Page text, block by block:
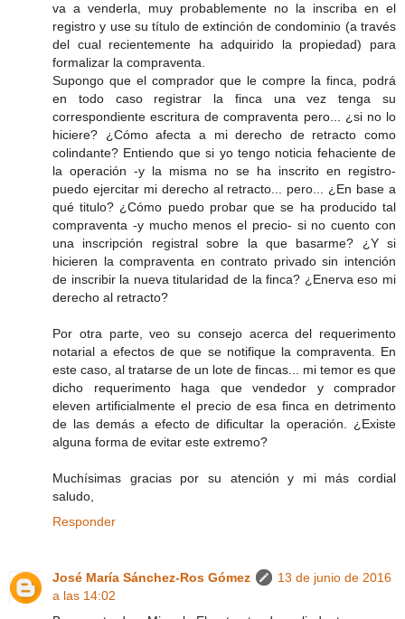
va a venderla, muy probablemente no la inscriba en el
registro y use su título de extinción de condominio (a través
del cual recientemente ha adquirido la propiedad) para
formalizar la compraventa.
Supongo que el comprador que le compre la finca, podrá
en todo caso registrar la finca una vez tenga su
correspondiente escritura de compraventa pero... ¿si no lo
hiciere? ¿Cómo afecta a mi derecho de retracto como
colindante? Entiendo que si yo tengo noticia fehaciente de
la operación -y la misma no se ha inscrito en registro-
puedo ejercitar mi derecho al retracto... pero... ¿En base a
qué titulo? ¿Cómo puedo probar que se ha producido tal
compraventa -y mucho menos el precio- si no cuento con
una inscripción registral sobre la que basarme? ¿Y si
hicieren la compraventa en contrato privado sin intención
de inscribir la nueva titularidad de la finca? ¿Enerva eso mi
derecho al retracto?
Por otra parte, veo su consejo acerca del requerimento
notarial a efectos de que se notifique la compraventa. En
este caso, al tratarse de un lote de fincas... mi temor es que
dicho requerimento haga que vendedor y comprador
eleven artificialmente el precio de esa finca en detrimento
de las demás a efecto de dificultar la operación. ¿Existe
alguna forma de evitar este extremo?
Muchísimas gracias por su atención y mi más cordial
saludo,
Responder
José María Sánchez-Ros Gómez
13 de junio de 2016
a las 14:02